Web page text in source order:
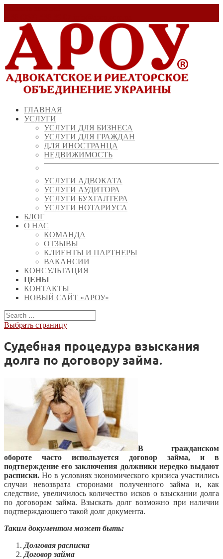
ГЛАВНАЯ
УСЛУГИ
УСЛУГИ ДЛЯ БИЗНЕСА
УСЛУГИ ДЛЯ ГРАЖДАН
ДЛЯ ИНОСТРАНЦА
НЕДВИЖИМОСТЬ
УСЛУГИ АДВОКАТА
УСЛУГИ АУДИТОРА
УСЛУГИ БУХГАЛТЕРА
УСЛУГИ НОТАРИУСА
БЛОГ
О НАС
КОМАНДА
ОТЗЫВЫ
КЛИЕНТЫ И ПАРТНЕРЫ
ВАКАНСИИ
КОНСУЛЬТАЦИЯ
ЦЕНЫ
КОНТАКТЫ
НОВЫЙ САЙТ «АРОУ»
Выбрать страницу
Судебная процедура взыскания
долга по договору займа.
В гражданском
обороте часто используется договор займа, и в
подтверждение его заключения должники нередко выдают
расписки. Но в условиях экономического кризиса участились
случаи невозврата сторонами полученного займа и, как
следствие, увеличилось количество исков о взыскании долга
по договорам займа. Взыскать долг возможно при наличии
подтверждающего такой долг документа.
Таким документом может быть:
Долговая расписка
Договор займа